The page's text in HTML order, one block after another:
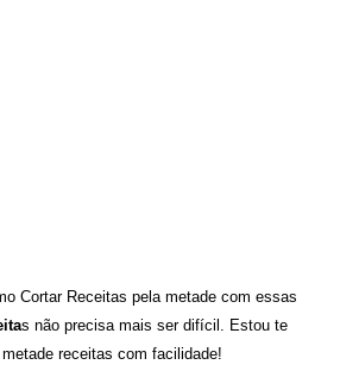
Cortar Receitas pela metade com essas
s não precisa mais ser difícil. Estou te
receitas com facilidade!